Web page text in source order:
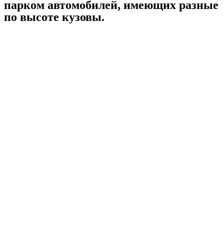
парком автомобилей, имеющих разные
по высоте кузовы.